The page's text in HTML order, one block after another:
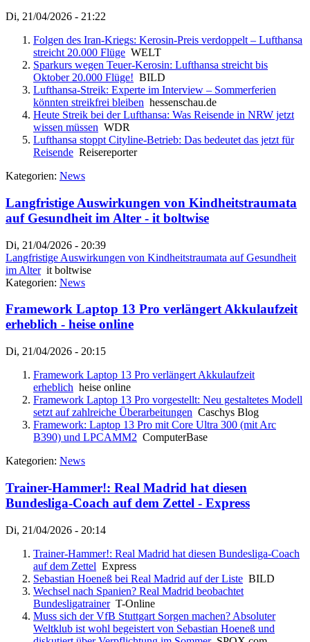
Di, 21/04/2026 - 21:22
Folgen des Iran-Kriegs: Kerosin-Preis verdoppelt – Lufthansa
streicht 20.000 Flüge WELT
Sparkurs wegen Teuer-Kerosin: Lufthansa streicht bis
Oktober 20.000 Flüge! BILD
Lufthansa-Streik: Experte im Interview – Sommerferien
könnten streikfrei bleiben hessenschau.de
Heute Streik bei der Lufthansa: Was Reisende in NRW jetzt
wissen müssen WDR
Lufthansa stoppt Cityline-Betrieb: Das bedeutet das jetzt für
Reisende Reisereporter
Kategorien: News
Langfristige Auswirkungen von Kindheitstraumata
auf Gesundheit im Alter - it boltwise
Di, 21/04/2026 - 20:39
Langfristige Auswirkungen von Kindheitstraumata auf Gesundheit
im Alterit boltwise
Kategorien: News
Framework Laptop 13 Pro verlängert Akkulaufzeit
erheblich - heise online
Di, 21/04/2026 - 20:15
Framework Laptop 13 Pro verlängert Akkulaufzeit
erheblich heise online
Framework Laptop 13 Pro vorgestellt: Neu gestaltetes Modell
setzt auf zahlreiche Überarbeitungen Caschys Blog
Framework: Laptop 13 Pro mit Core Ultra 300 (mit Arc
B390) und LPCAMM2 ComputerBase
Kategorien: News
Trainer-Hammer!: Real Madrid hat diesen
Bundesliga-Coach auf dem Zettel - Express
Di, 21/04/2026 - 20:14
Trainer-Hammer!: Real Madrid hat diesen Bundesliga-Coach
auf dem Zettel Express
Sebastian Hoeneß bei Real Madrid auf der Liste BILD
Wechsel nach Spanien? Real Madrid beobachtet
BundesligatrainerT-Online
Muss sich der VfB Stuttgart Sorgen machen? Absoluter
Weltklub ist wohl begeistert von Sebastian Hoeneß und